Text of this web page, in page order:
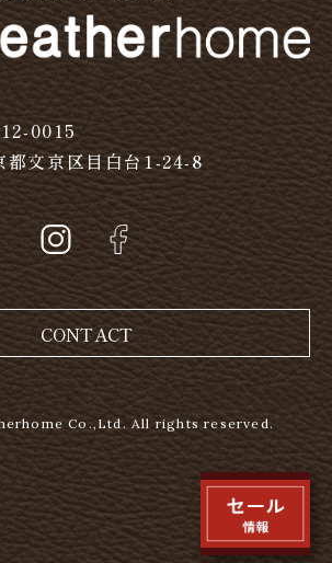
0015
都文京区目白台1-24-8
CONTACT
Co.,Ltd. All rights reserved.